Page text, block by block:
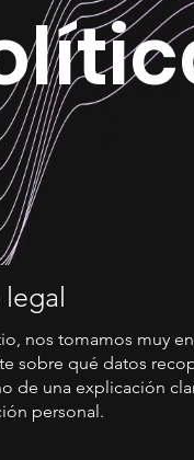
nos tomamos muy
sobre qué datos
de una explicación
personal.